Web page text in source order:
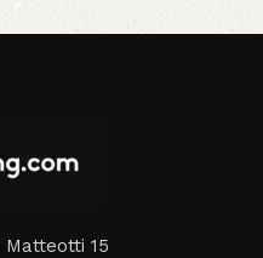
Matteotti 15